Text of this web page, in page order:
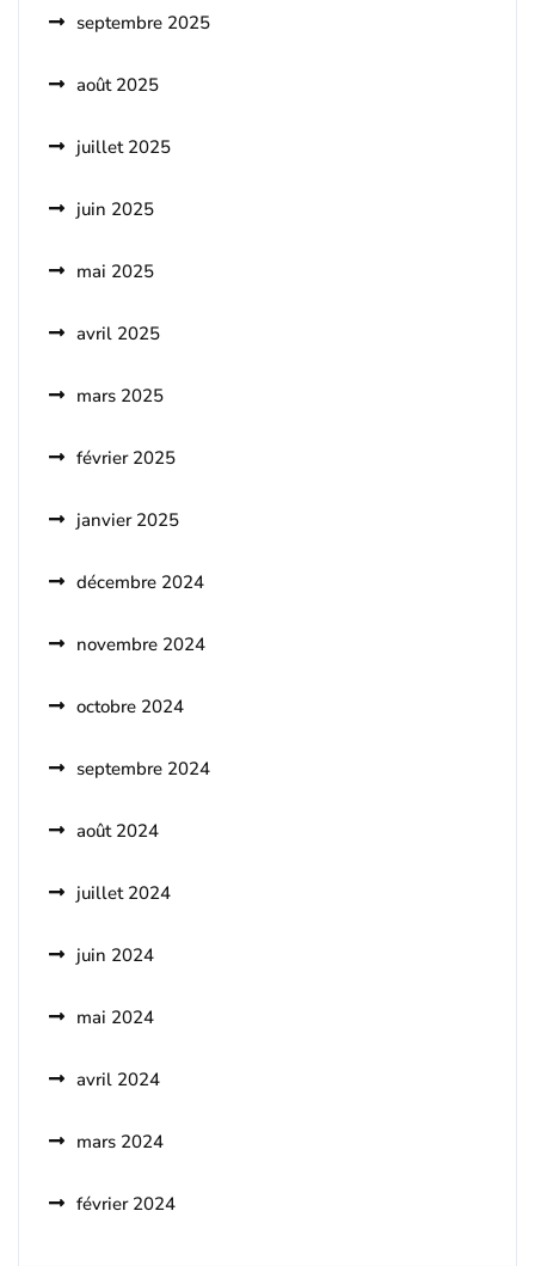
septembre 2025
août 2025
juillet 2025
juin 2025
mai 2025
avril 2025
mars 2025
février 2025
janvier 2025
décembre 2024
novembre 2024
octobre 2024
septembre 2024
août 2024
juillet 2024
juin 2024
mai 2024
avril 2024
mars 2024
février 2024